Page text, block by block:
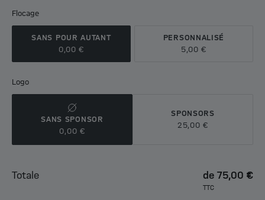
Flocage
SANS POUR AUTANT
0,00 €
PERSONNALISÉ
5,00 €
Logo
SANS SPONSOR
0,00 €
SPONSORS
25,00 €
Totale de 75,00 €
TTC